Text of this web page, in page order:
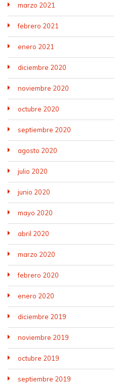
marzo 2021
febrero 2021
enero 2021
diciembre 2020
noviembre 2020
octubre 2020
septiembre 2020
agosto 2020
julio 2020
junio 2020
mayo 2020
abril 2020
marzo 2020
febrero 2020
enero 2020
diciembre 2019
noviembre 2019
octubre 2019
septiembre 2019